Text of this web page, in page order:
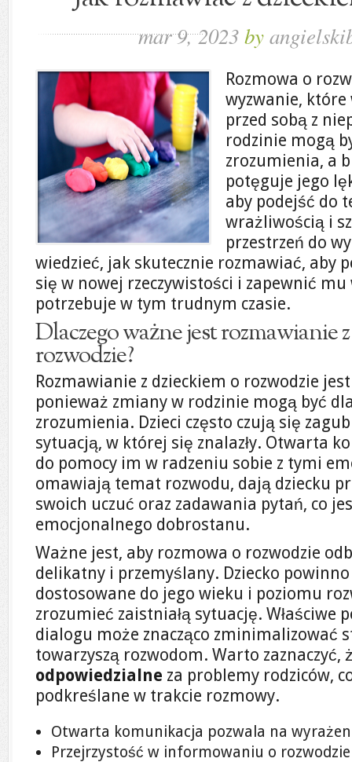
mar 9, 2023by
Rozmowa o
wyzwanie,
przed sobą z
rodzinie mogą
zrozumienia, a
potęguje jego
aby podejść do
wrażliwością i
przestrzeń do
wiedzieć, jak skutecznie rozmawiać, aby
się w nowej rzeczywistości i zapewnić
potrzebuje w tym trudnym czasie.
Dlaczego ważne jest rozmawianie
rozwodzie?
Rozmawianie z dzieckiem o rozwodzie
ponieważ zmiany w rodzinie mogą być
zrozumienia. Dzieci często czują się
sytuacją, w której się znalazły. Otwarta
do pomocy im w radzeniu sobie z tymi
omawiają temat rozwodu, dają dziecku
swoich uczuć oraz zadawania pytań, co
emocjonalnego dobrostanu.
Ważne jest, aby rozmowa o rozwodzie
delikatny i przemyślany. Dziecko
dostosowane do jego wieku i poziomu
zrozumieć zaistniałą sytuację. Właściwe
dialogu może znacząco zminimalizować
towarzyszą rozwodom. Warto zaznaczyć,
odpowiedzialne za problemy rodziców,
podkreślane w trakcie rozmowy.
Otwarta komunikacja pozwala na
Przejrzystość w informowaniu o